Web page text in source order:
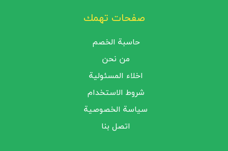
صفحات تهمك
حاسبة الخصم
من نحن
اخلاء المسئولية
شروط الاستخدام
سياسة الخصوصية
اتصل بنا